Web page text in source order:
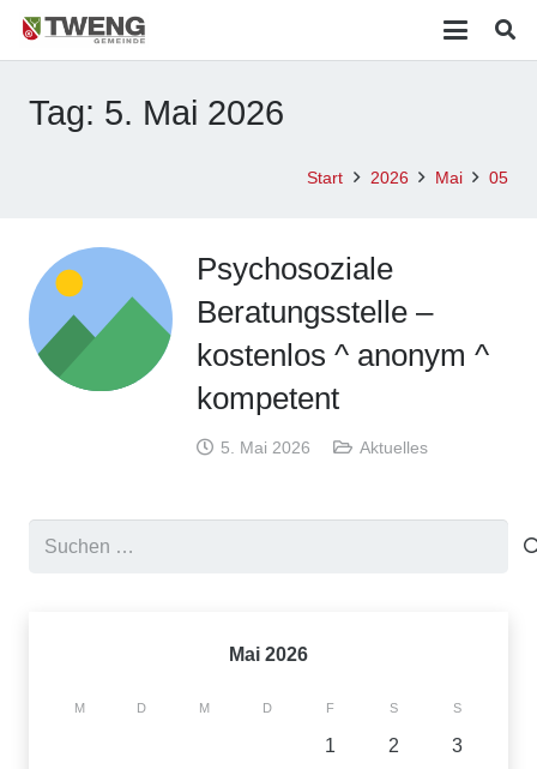
Tag: 5. Mai 2026
Start 2026 Mai 05
Psychosoziale
Beratungsstelle –
kostenlos ^ anonym ^
kompetent
5. Mai 2026 Aktuelles
Mai 2026
M D M D F S S
1 2
3